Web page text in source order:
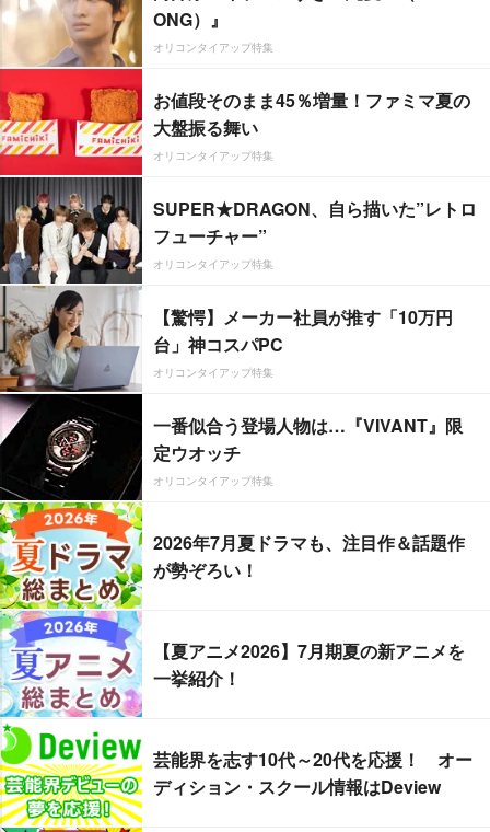
ONG）』
オリコンタイアップ特集
お値段そのまま45％増量！ファミマ夏の
大盤振る舞い
オリコンタイアップ特集
SUPER★DRAGON、自ら描いた”レトロ
フューチャー”
オリコンタイアップ特集
【驚愕】メーカー社員が推す「10万円
台」神コスパPC
オリコンタイアップ特集
一番似合う登場人物は…『VIVANT』限
定ウオッチ
オリコンタイアップ特集
2026年7月夏ドラマも、注目作＆話題作
が勢ぞろい！
【夏アニメ2026】7月期夏の新アニメを
一挙紹介！
芸能界を志す10代～20代を応援！ オー
ディション・スクール情報はDeview